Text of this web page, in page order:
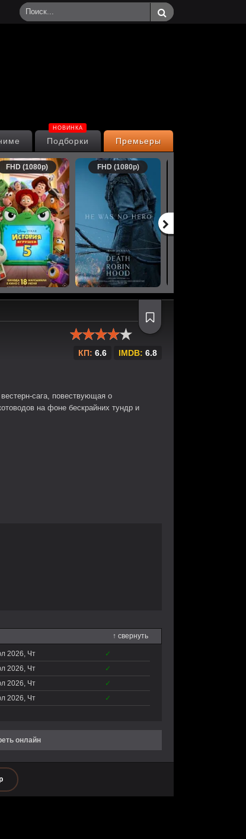
Премьеры
Подборки
НОВИНКА
FHD (1080p) FHD (1080p)
КП: 6.6 IMDB: 6.8
сага, повествующая о
на фоне бескрайних тундр и
↑ свернуть
2026, Чт
✓
2026, Чт
✓
2026, Чт
✓
2026, Чт
✓
онлайн